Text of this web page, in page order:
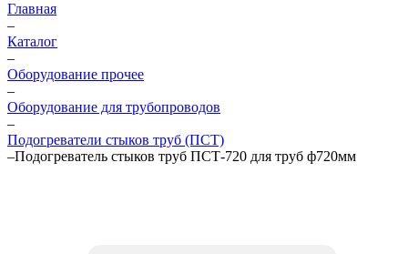
Главная
–
Каталог
–
Оборудование прочее
–
Оборудование для трубопроводов
–
Подогреватели стыков труб (ПСТ)
–Подогреватель стыков труб ПСТ-720 для труб ф720мм